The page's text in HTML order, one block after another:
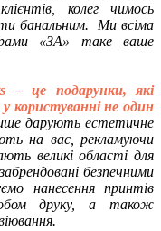
колег чимось
банальним. Ми всіма
«ЗА» таке ваше
– це подарунки, які
користуванні не один
дарують естетичне
на вас, рекламуючи
великі області для
безпечними
нанесення принтів
друку, а також